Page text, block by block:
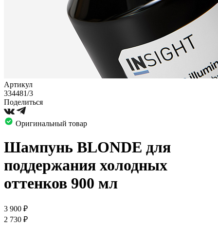
Артикул
334481/3
Поделиться
Оригинальный товар
Шампунь BLONDE для
поддержания холодных
оттенков 900 мл
3 900 ₽
2 730 ₽